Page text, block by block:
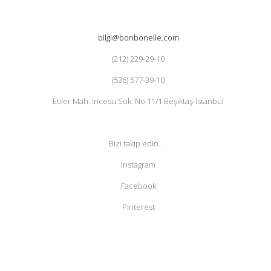
bilgi@bonbonelle.com
(212) 229-29-10
(536) 577-39-10
Etiler Mah. İncesu Sok. No:11/1 Beşiktaş-İstanbul
Bizi takip edin..
Instagram
Facebook
Pinterest